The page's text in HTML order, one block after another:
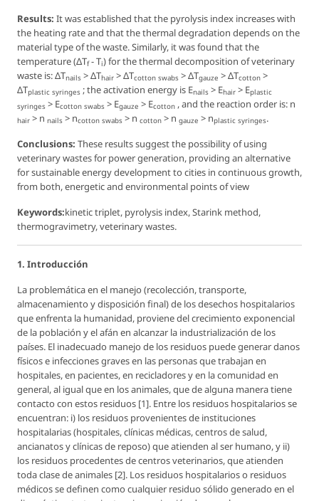
Results: It was established that the pyrolysis index increases with
the heating rate and that the thermal degradation depends on the
material type of the waste. Similarly, it was found that the
temperature (ΔTf-Ti) for the thermal decomposition of veterinary
waste is: ΔTnails > ΔThair > ΔTcotton swabs > ΔTgauze > ΔTcotton >
ΔTplastic syringes ; the activation energy is Enails > Ehair > Eplastic
syringes > Ecotton swabs > Egauze > Ecotton , and the reaction order is: n
hair > n nails > ncotton swabs > n cotton > n gauze > nplastic syringes.
Conclusions: These results suggest the possibility of using
veterinary wastes for power generation, providing an alternative
for sustainable energy development to cities in continuous growth,
from both, energetic and environmental points of view
Keywords:kinetic triplet, pyrolysis index, Starink method,
thermogravimetry, veterinary wastes.
1. Introducción
La problemática en el manejo (recolección, transporte,
almacenamiento y disposición final) de los desechos hospitalarios
que enfrenta la humanidad, proviene del crecimiento exponencial
de la población y el afán en alcanzar la industrialización de los
países. El inadecuado manejo de los residuos puede generar danos
físicos e infecciones graves en las personas que trabajan en
hospitales, en pacientes, en recicladores y en la comunidad en
general, al igual que en los animales, que de alguna manera tiene
contacto con estos residuos [1]. Entre los residuos hospitalarios se
encuentran: i) los residuos provenientes de instituciones
hospitalarias (hospitales, clínicas médicas, centros de salud,
ancianatos y clínicas de reposo) que atienden al ser humano, y ii)
los residuos procedentes de centros veterinarios, que atienden
toda clase de animales [2]. Los residuos hospitalarios o residuos
médicos se definen como cualquier residuo sólido generado en el